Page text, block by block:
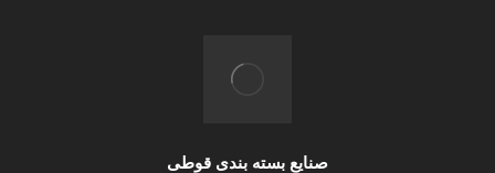
صنایع بسته بندی قوطی